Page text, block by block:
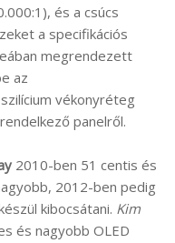
és a csúcs
a specifikációs
megrendezett
az
vékonyréteg
panelről.
2010-ben 51 centis és
2012-ben pedig
kibocsátani. Kim
és nagyobb OLED